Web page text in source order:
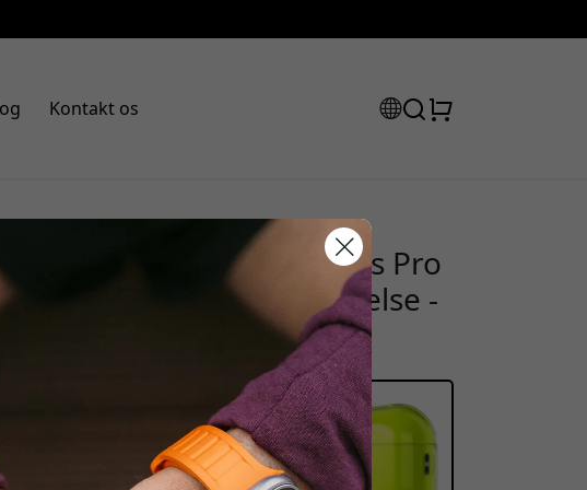
Kontakt os
etui til AirPods Pro
og 1 m faldbeskyttelse -
Din rabatkode:
kode ved kassen for at få 15% rabat.